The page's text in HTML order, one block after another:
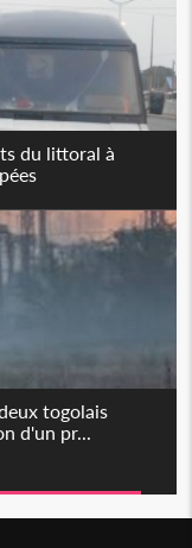
du littoral à
togolais
d'un pr...